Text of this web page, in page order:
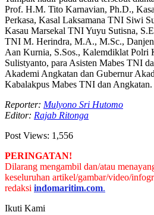
Prof. H.M. Tito Karnavian, Ph.D.,
Perkasa, Kasal Laksamana TNI Siwi
Kasau Marsekal TNI Yuyu Sutisna,
TNI M. Herindra, M.A., M.Sc.,
Aan Kurnia, S.Sos., Kalemdiklat Polri
Sulistyanto, para Asisten Mabes TNI
Akademi Angkatan dan Gubernur
Kabalakpus Mabes TNI dan Angkatan.
Reporter: Mulyono Sri Hutomo
Editor: Rajab Ritonga
Post Views: 1,556
PERINGATAN!
Dilarang mengambil dan/atau
keseluruhan artikel/gambar/video/
redaksi indomaritim.com.
Ikuti Kami